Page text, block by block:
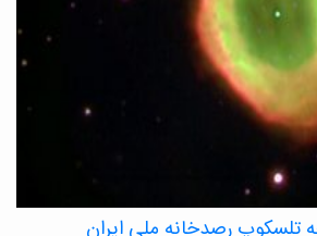
تلسکوپ رصدخانه ملی ایران